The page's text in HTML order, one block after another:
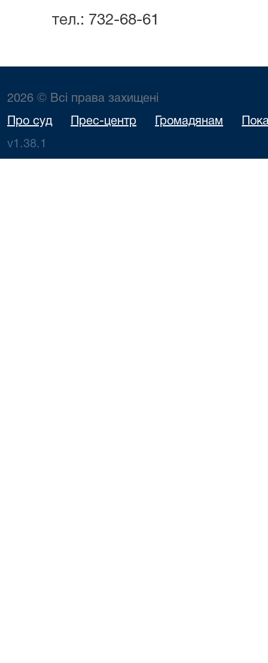
тел.: 732-68-61
2026 © Всі права захищені
Про суд Прес-центр Громадянам
v1.38.1